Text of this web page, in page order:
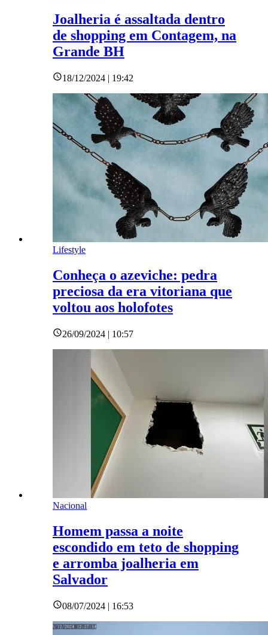
Joalheria é assaltada dentro
de shopping em Contagem, na
Grande BH
18/12/2024 | 19:42
Lifestyle
Conheça o azeviche: pedra
preciosa da era vitoriana que
voltou aos holofotes
26/09/2024 | 10:57
Nacional
Homem passa a noite
escondido em teto de shopping
e arromba joalheria em
Salvador
08/07/2024 | 16:53